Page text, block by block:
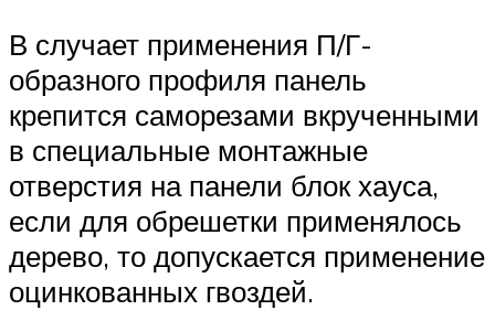
В случает применения П/Г-
образного профиля панель
крепится саморезами вкрученными
в специальные монтажные
отверстия на панели блок хауса,
если для обрешетки применялось
дерево, то допускается применение
оцинкованных гвоздей.